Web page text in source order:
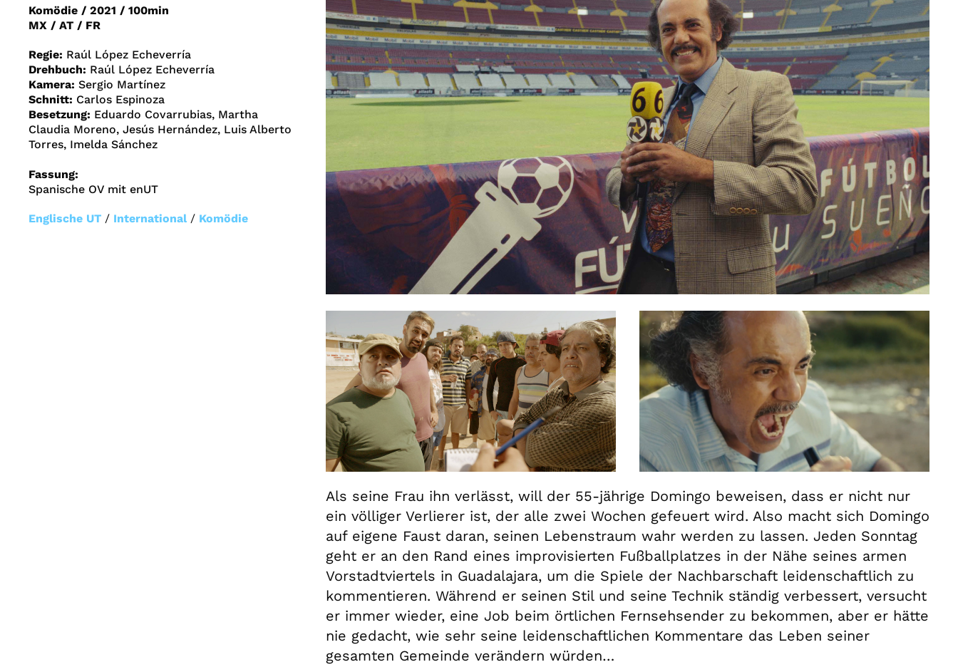
Gutscheine
& Filmpässe
Account
Komödie / 2021 / 100min
MX / AT / FR
Regie: Raúl López Echeverría
Drehbuch: Raúl López Echeverría
Kamera: Sergio Martínez
Schnitt: Carlos Espinoza
Besetzung: Eduardo Covarrubias, Martha
Claudia Moreno, Jesús Hernández, Luis Alberto
Torres, Imelda Sánchez
Fassung:
Spanische OV mit enUT
Englische UT / International / Komödie
Als seine Frau ihn verlässt, will der 55-jährige Domingo beweisen, dass er nicht nur
ein völliger Verlierer ist, der alle zwei Wochen gefeuert wird. Also macht sich Domingo
auf eigene Faust daran, seinen Lebenstraum wahr werden zu lassen. Jeden Sonntag
geht er an den Rand eines improvisierten Fußballplatzes in der Nähe seines armen
Vorstadtviertels in Guadalajara, um die Spiele der Nachbarschaft leidenschaftlich zu
kommentieren. Während er seinen Stil und seine Technik ständig verbessert, versucht
er immer wieder, eine Job beim örtlichen Fernsehsender zu bekommen, aber er hätte
nie gedacht, wie sehr seine leidenschaftlichen Kommentare das Leben seiner
gesamten Gemeinde verändern würden…